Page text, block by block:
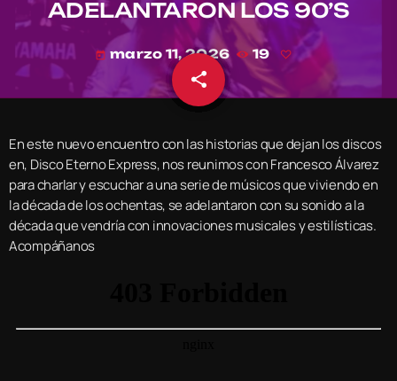
ADELANTARON LOS 90’S
today marzo 11, 2026 19
share
email
En este nuevo encuentro con las historias que dejan los discos
en, Disco Eterno Express, nos reunimos con Francesco Álvarez
para charlar y escuchar a una serie de músicos que viviendo en
la década de los ochentas, se adelantaron con su sonido a la
década que vendría con innovaciones musicales y estilísticas.
Acompáñanos